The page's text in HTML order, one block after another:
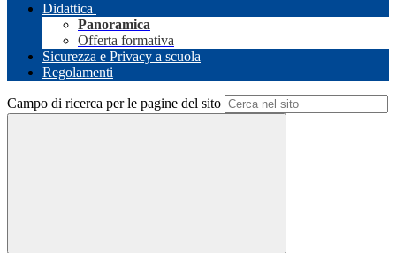
Didattica
Panoramica
Offerta formativa
Sicurezza e Privacy a scuola
Regolamenti
Campo di ricerca per le pagine del sito